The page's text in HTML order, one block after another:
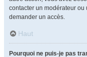
contacter un modérateur
demander un accès.
Haut
Pourquoi ne puis-je pas